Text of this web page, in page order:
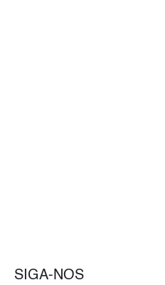
SIGA-NOS